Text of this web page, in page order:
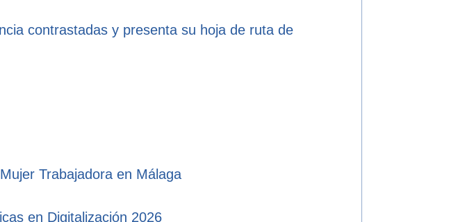
contrastadas y presenta su hoja de ruta de
Trabajadora en Málaga
en Digitalización 2026